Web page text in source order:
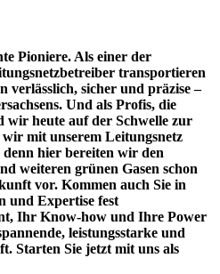
Pioniere. Als einer der
transportieren
verlässlich, sicher und präzise –
Und als Profis, die
wir heute auf der Schwelle zur
mit unserem Leitungsnetz
hier bereiten wir den
weiteren grünen Gasen schon
vor. Kommen auch Sie in
und Expertise fest
Ihr Know-how und Ihre Power
leistungsstarke und
Starten Sie jetzt mit uns als